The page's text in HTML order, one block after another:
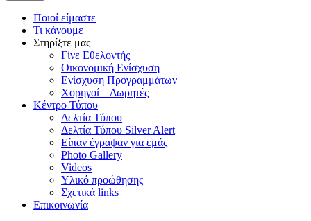
Ποιοί είμαστε
Τι κάνουμε
Στηρίξτε μας
Γίνε Εθελοντής
Οικονομική Ενίσχυση
Ενίσχυση Προγραμμάτων
Χορηγοί – Δωρητές
Κέντρο Τύπου
Δελτία Τύπου
Δελτία Τύπου Silver Alert
Είπαν έγραψαν για εμάς
Photo Gallery
Videos
Υλικό προώθησης
Σχετικά links
Επικοινωνία